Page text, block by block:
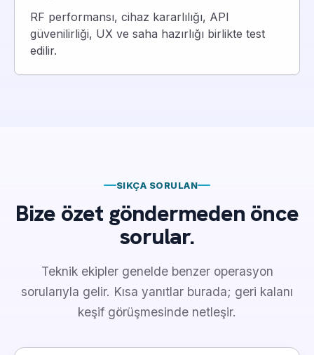
RF performansı, cihaz kararlılığı, API
güvenilirliği, UX ve saha hazırlığı birlikte test
edilir.
SIKÇA SORULAN
Bize özet göndermeden önce
sorular.
Teknik ekipler genelde benzer operasyon
sorularıyla gelir. Kısa yanıtlar burada; geri kalanı
keşif görüşmesinde netleşir.